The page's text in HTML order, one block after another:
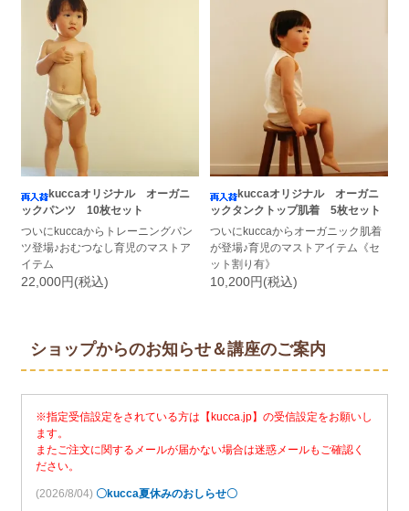
kuccaオリジナル オーガニ
ックパンツ 10枚セット
ついにkuccaからトレーニングパン
ツ登場♪おむつなし育児のマストア
イテム
22,000円(税込)
kuccaオリジナル オーガニ
ックタンクトップ肌着 5枚セット
ついにkuccaからオーガニック肌着
が登場♪育児のマストアイテム《セ
ット割り有》
10,200円(税込)
ショップからのお知らせ＆講座のご案内
※指定受信設定をされている方は【kucca.jp】の受信設定をお願いし
ます。
またご注文に関するメールが届かない場合は迷惑メールもご確認く
ださい。
(2026/8/04) 〇kucca夏休みのおしらせ〇